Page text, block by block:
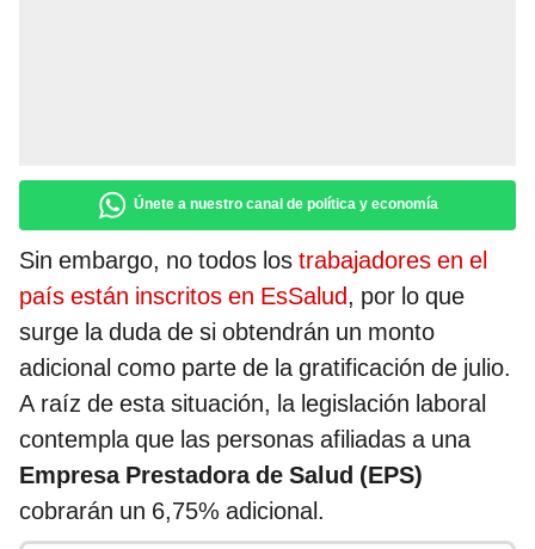
Únete a nuestro canal de política y economía
Sin embargo, no todos los trabajadores en el
país están inscritos en EsSalud, por lo que
surge la duda de si obtendrán un monto
adicional como parte de la gratificación de julio.
A raíz de esta situación, la legislación laboral
contempla que las personas afiliadas a una
Empresa Prestadora de Salud (EPS)
cobrarán un 6,75% adicional.